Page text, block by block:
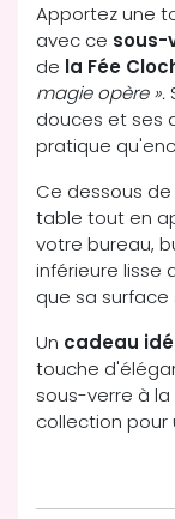
Apportez une
avec ce sous-
de la Fée
magie opère ».
douces et ses
pratique
Ce dessous
table tout en
votre bureau,
inférieure lisse
que sa
Un cadeau
touche
sous-verre à
collection pour